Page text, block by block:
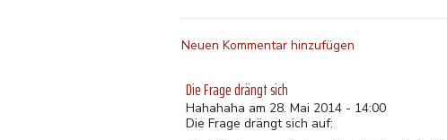
Neuen Kommentar hinzufügen
Die Frage drängt sich
Hahahaha am 28. Mai 2014 - 14:00
Die Frage drängt sich auf: